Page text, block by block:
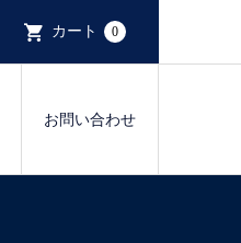
カート 0
お問い合わせ